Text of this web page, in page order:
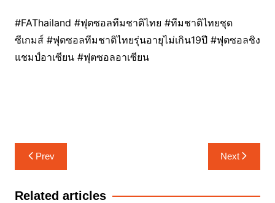
#FAThailand #ฟุตซอลทีมชาติไทย #ทีมชาติไทยชุด
ซีเกมส์ #ฟุตซอลทีมชาติไทยรุ่นอายุไม่เกิน19ปี #ฟุตซอลชิง
แชมป์อาเซียน #ฟุตซอลอาเซียน
แนะแนว
เรื่อง
Prev Next
Related articles